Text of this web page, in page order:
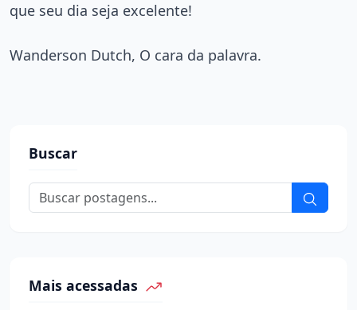
que seu dia seja excelente!
Wanderson Dutch, O cara da palavra.
Buscar
Mais acessadas